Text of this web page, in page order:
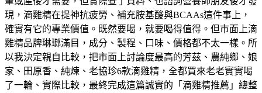
現，滴雞精在提神抗疲勞、補充胺基酸與BCAAs這件事上，
確實有它的專業價值。既然要喝，就要喝得值得。但市面上滴
雞精品牌琳瑯滿目，成分、製程、口味、價格都不太一樣。所
以我決定親自比較，把市面上討論度最高的芳茲、農純鄉、娘
家、田原香、純煉、老協珍6款滴雞精，全都買來老老實實喝
了一輪、實際比較，最終完成這篇誠實的「滴雞精推薦」總整